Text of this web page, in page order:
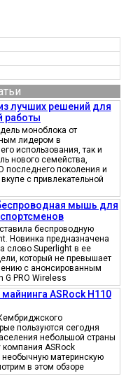
лучших решений для
работы
моноблока от
лидером в
использования, так и
нового семейства,
последнего поколения и
с привлекательной
мышь для
беспроводную
Новинка предназначена
слово Superlight в ее
который не превышает
с анонсированным
G PRO Wireless
ASRock H110
пользуются сегодня
небольшой страны
компания ASRock
необычную материнскую
в этом обзоре